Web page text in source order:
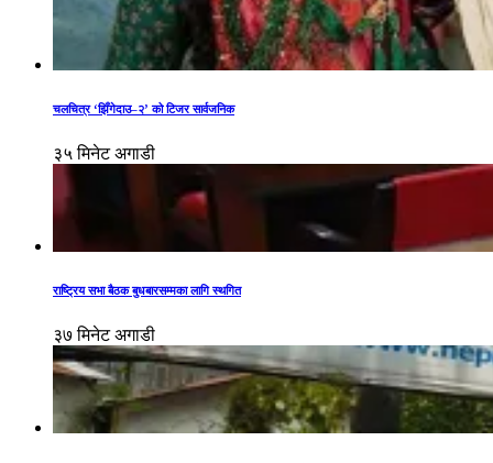
चलचित्र ‘झिँगेदाउ–२’ को टिजर सार्वजनिक
३५ मिनेट अगाडी
राष्ट्रिय सभा बैठक बुधबारसम्मका लागि स्थगित
३७ मिनेट अगाडी